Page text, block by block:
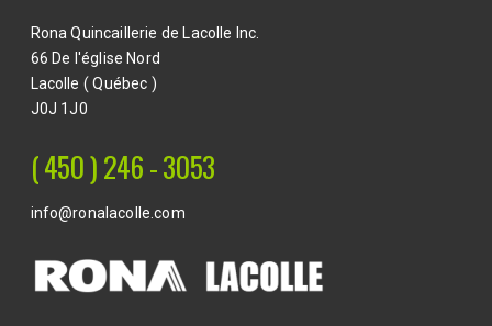
Rona Quincaillerie de Lacolle Inc.
66 De l'église Nord
Lacolle ( Québec )
J0J 1J0
( 450 ) 246 - 3053
info@ronalacolle.com